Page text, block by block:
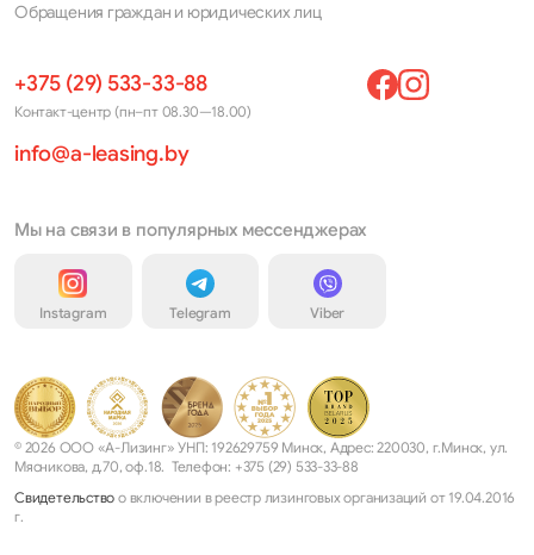
Обращения граждан и юридических лиц
+375 (29) 533-33-88
Контакт-центр (пн–пт 08.30—18.00)
info@a-leasing.by
Мы на связи в популярных мессенджерах
Instagram Telegram Viber
© 2026 ООО «А-Лизинг» УНП: 192629759 Минск, Адрес: 220030, г.Минск, ул.
Мясникова, д.70, оф.18. Телефон: +375 (29) 533-33-88
Свидетельство о включении в реестр лизинговых организаций от 19.04.2016
г.